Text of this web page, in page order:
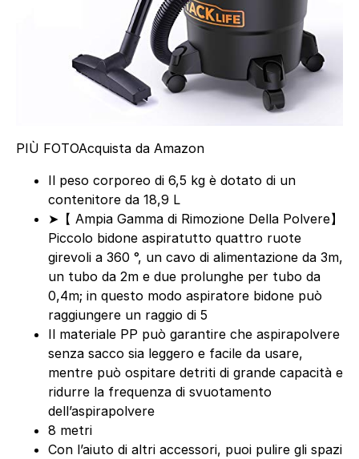
PIÙ FOTOAcquista da Amazon
Il peso corporeo di 6,5 kg è dotato di un
contenitore da 18,9 L
➤【 Ampia Gamma di Rimozione Della Polvere】
Piccolo bidone aspiratutto quattro ruote
girevoli a 360 °, un cavo di alimentazione da 3m,
un tubo da 2m e due prolunghe per tubo da
0,4m; in questo modo aspiratore bidone può
raggiungere un raggio di 5
Il materiale PP può garantire che aspirapolvere
senza sacco sia leggero e facile da usare,
mentre può ospitare detriti di grande capacità e
ridurre la frequenza di svuotamento
dell’aspirapolvere
8 metri
Con l’aiuto di altri accessori, puoi pulire gli spazi